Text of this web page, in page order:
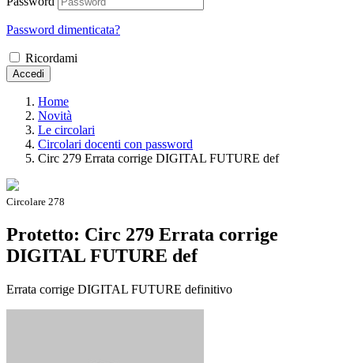
Password dimenticata?
Ricordami
Accedi
Home
Novità
Le circolari
Circolari docenti con password
Circ 279 Errata corrige DIGITAL FUTURE def
Circolare 278
Protetto: Circ 279 Errata corrige
DIGITAL FUTURE def
Errata corrige DIGITAL FUTURE definitivo